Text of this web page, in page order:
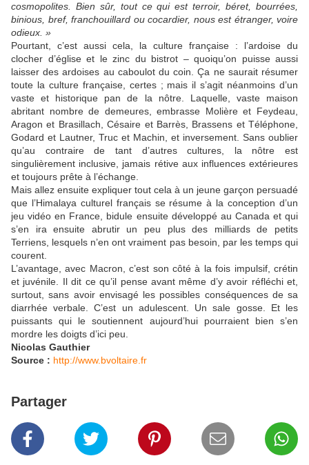
cosmopolites. Bien sûr, tout ce qui est terroir, béret, bourrées,
binious, bref, franchouillard ou cocardier, nous est étranger, voire
odieux. »
Pourtant, c’est aussi cela, la culture française : l’ardoise du
clocher d’église et le zinc du bistrot – quoiqu’on puisse aussi
laisser des ardoises au caboulot du coin. Ça ne saurait résumer
toute la culture française, certes ; mais il s’agit néanmoins d’un
vaste et historique pan de la nôtre. Laquelle, vaste maison
abritant nombre de demeures, embrasse Molière et Feydeau,
Aragon et Brasillach, Césaire et Barrès, Brassens et Téléphone,
Godard et Lautner, Truc et Machin, et inversement. Sans oublier
qu’au contraire de tant d’autres cultures, la nôtre est
singulièrement inclusive, jamais rétive aux influences extérieures
et toujours prête à l’échange.
Mais allez ensuite expliquer tout cela à un jeune garçon persuadé
que l’Himalaya culturel français se résume à la conception d’un
jeu vidéo en France, bidule ensuite développé au Canada et qui
s’en ira ensuite abrutir un peu plus des milliards de petits
Terriens, lesquels n’en ont vraiment pas besoin, par les temps qui
courent.
L’avantage, avec Macron, c’est son côté à la fois impulsif, crétin
et juvénile. Il dit ce qu’il pense avant même d’y avoir réfléchi et,
surtout, sans avoir envisagé les possibles conséquences de sa
diarrhée verbale. C’est un adulescent. Un sale gosse. Et les
puissants qui le soutiennent aujourd’hui pourraient bien s’en
mordre les doigts d’ici peu.
Nicolas Gauthier
Source : http://www.bvoltaire.fr
Partager